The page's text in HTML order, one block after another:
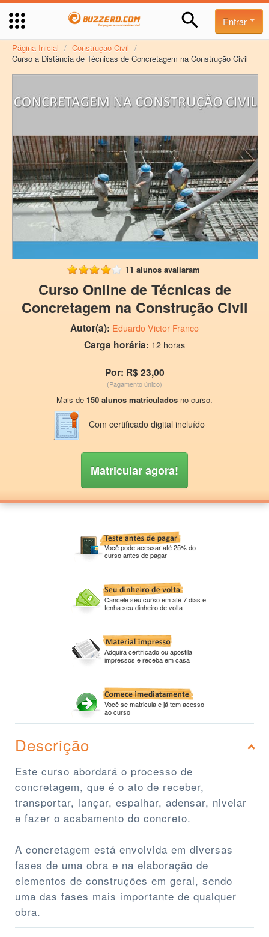
Entrar
Página Inicial / Construção Civil /
Curso a Distância de Técnicas de Concretagem na Construção Civil
11 alunos avaliaram
Curso Online de Técnicas de
Concretagem na Construção Civil
Autor(a): Eduardo Victor Franco
Carga horária: 12 horas
Por: R$ 23,00
(Pagamento único)
Mais de 150 alunos matriculados no curso.
Com certificado digital incluído
Matricular agora!
Você pode acessar até 25% do
curso antes de pagar
Cancele seu curso em até 7 dias e
tenha seu dinheiro de volta
Adquira certificado ou apostila
impressos e receba em casa
Você se matricula e já tem acesso
ao curso
Descrição
Este curso abordará o processo de
concretagem, que é o ato de receber,
transportar, lançar, espalhar, adensar, nivelar
e fazer o acabamento do concreto.
A concretagem está envolvida em diversas
fases de uma obra e na elaboração de
elementos de construções em geral, sendo
uma das fases mais importante de qualquer
obra.